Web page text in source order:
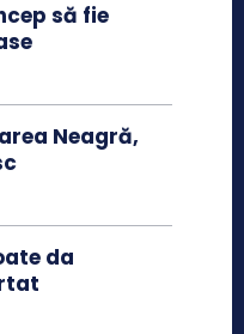
să fie
Neagră,
da